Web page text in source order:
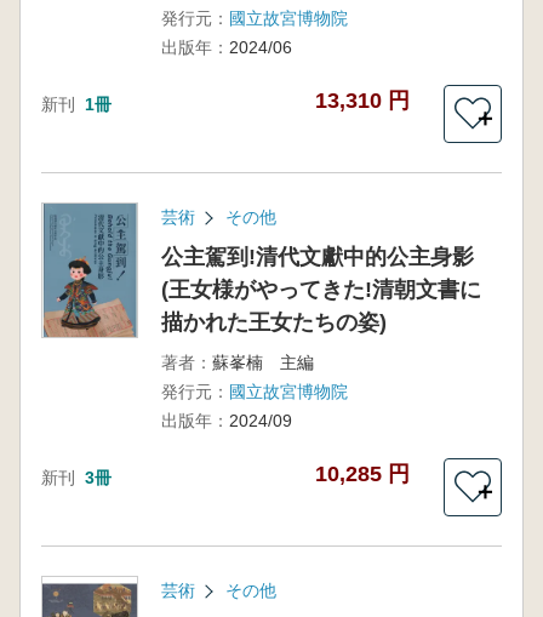
発行元： 國立故宮博物院
出版年： 2024/06
新刊 1冊 13,310 円
＋
芸術 その他
公主駕到!清代文獻中的公主身影
(王女様がやってきた!清朝文書に
描かれた王女たちの姿)
著者： 蘇峯楠 主編
発行元： 國立故宮博物院
出版年： 2024/09
新刊 3冊 10,285 円
＋
芸術 その他